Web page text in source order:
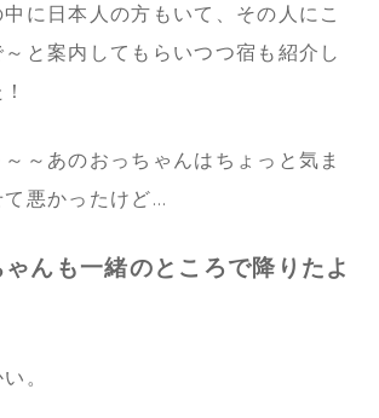
に日本人の方もいて、その人にこ
と案内してもらいつつ宿も紹介し
～あのおっちゃんはちょっと気ま
悪かったけど…
んも一緒のところで降りたよ
。